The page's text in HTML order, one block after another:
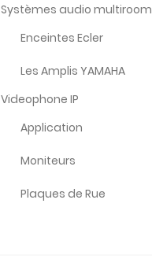
Systèmes audio multiroom
Enceintes Ecler
Les Amplis YAMAHA
Videophone IP
Application
Moniteurs
Plaques de Rue